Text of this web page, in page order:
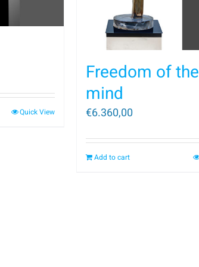
Quick View
Freedom of the
mind
€6.360,00
Add to cart